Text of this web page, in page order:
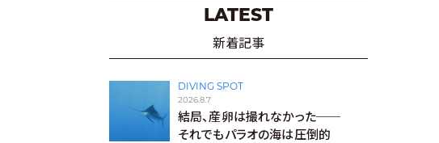
LATEST
新着記事
DIVING SPOT
2026.8.7
結局、産卵は撮れなかった──
それでもパラオの海は圧倒的